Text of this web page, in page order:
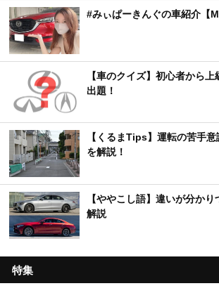
#みぃぱーきんぐの車紹介【
【車のクイズ】初心者から
出題！
【くるまTips】運転の苦手
を解説！
【ややこし語】違いが分か
解説
特集